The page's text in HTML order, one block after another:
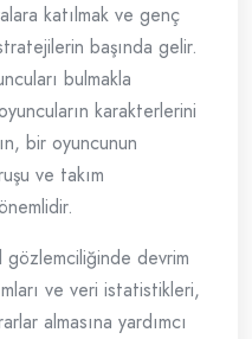
katılmak ve genç
başında gelir.
bulmakla
karakterlerini
bir oyuncunun
ve takım
devrim
ve veri istatistikleri,
almasına yardımcı